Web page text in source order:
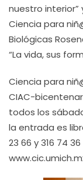
nuestro interior”
Ciencia para
Biológicas
“La vida, sus
Ciencia para
CIAC-
todos los
la entrada es
23 66 y 316 74